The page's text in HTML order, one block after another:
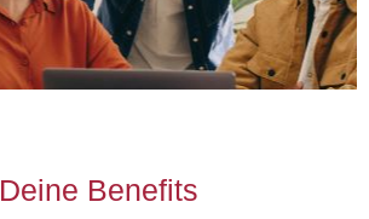
Deine Benefits